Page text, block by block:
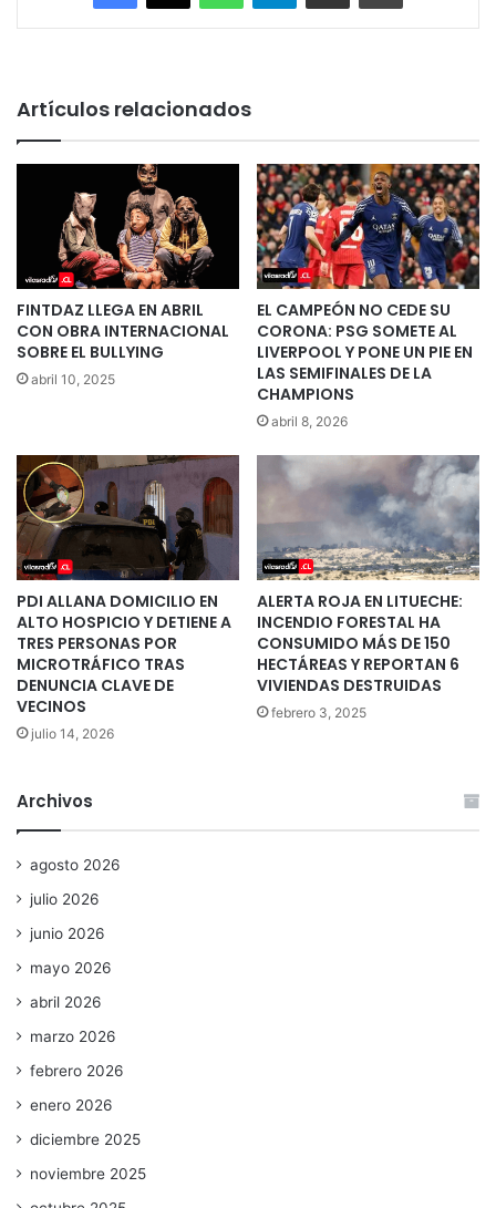
Artículos relacionados
FINTDAZ LLEGA EN ABRIL
CON OBRA INTERNACIONAL
SOBRE EL BULLYING
abril 10, 2025
EL CAMPEÓN NO CEDE SU
CORONA: PSG SOMETE AL
LIVERPOOL Y PONE UN PIE EN
LAS SEMIFINALES DE LA
CHAMPIONS
abril 8, 2026
PDI ALLANA DOMICILIO EN
ALTO HOSPICIO Y DETIENE A
TRES PERSONAS POR
MICROTRÁFICO TRAS
DENUNCIA CLAVE DE
VECINOS
julio 14, 2026
ALERTA ROJA EN LITUECHE:
INCENDIO FORESTAL HA
CONSUMIDO MÁS DE 150
HECTÁREAS Y REPORTAN 6
VIVIENDAS DESTRUIDAS
febrero 3, 2025
Archivos
agosto 2026
julio 2026
junio 2026
mayo 2026
abril 2026
marzo 2026
febrero 2026
enero 2026
diciembre 2025
noviembre 2025